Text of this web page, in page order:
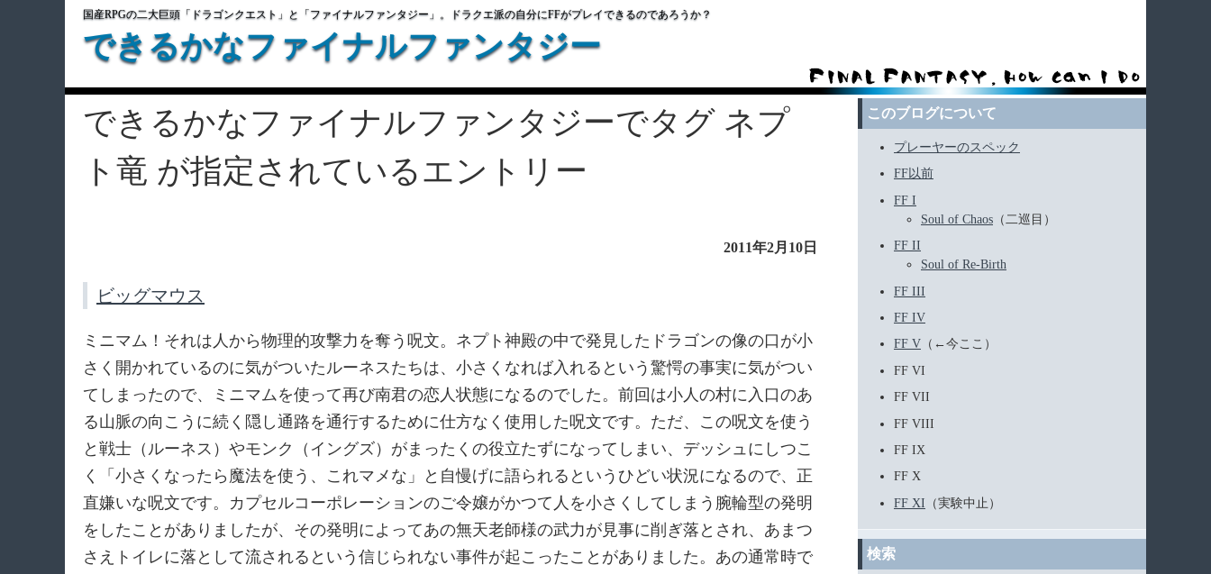
国産RPGの二大巨頭「ドラゴンクエスト」と「ファイナルファンタジー」。ドラクエ派の自分にFFがプレイできるのであろうか？
できるかなファイナルファンタジー
できるかなファイナルファンタジーでタグ ネプ
ト竜 が指定されているエントリー
2011年2月10日
ビッグマウス
ミニマム！それは人から物理的攻撃力を奪う呪文。ネプト神殿の中で発見したドラゴンの像の口が小
さく開かれているのに気がついたルーネスたちは、小さくなれば入れるという驚愕の事実に気がつい
てしまったので、ミニマムを使って再び南君の恋人状態になるのでした。前回は小人の村に入口のあ
る山脈の向こうに続く隠し通路を通行するために仕方なく使用した呪文です。ただ、この呪文を使う
と戦士（ルーネス）やモンク（イングズ）がまったくの役立たずになってしまい、デッシュにしつこ
く「小さくなったら魔法を使う、これマメな」と自慢げに語られるというひどい状況になるので、正
直嫌いな呪文です。カプセルコーポレーションのご令嬢がかつて人を小さくしてしまう腕輪型の発明
をしたことがありましたが、その発明によってあの無天老師様の武力が見事に削ぎ落とされ、あまつ
さえトイレに落として流されるという信じられない事件が起こったことがありました。あの通常時で
このブログについて
プレーヤーのスペック
FF以前
FF I
Soul of Chaos （二巡目）
FF II
Soul of Re-Birth
FF III
FF IV
FF V （←今ここ）
FF VI
FF VII
FF VIII
FF IX
FF X
FF XI （実験中止）
検索